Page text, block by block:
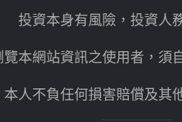
投資本身有風險，投資人
覽本網站資訊之使用者，須
本人不負任何損害賠償及其